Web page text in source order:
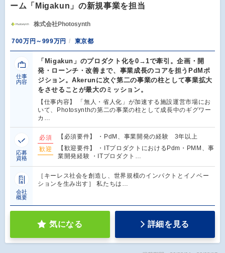
ーム「Migakun」の新規事業を担当
株式会社Photosynth
700万円～999万円 東京都
仕事
内容
「Migakun」のプロダクト化を0→1で牽引。企画・開
発・ローンチ・改善まで、事業成長のコアを担うPdMポ
ジション。Akerunに次ぐ第二の事業の柱として事業拡大
をさせることが最大のミッション。
【仕事内容】 「無人・省人化」が加速する施設運営市場にお
いて、Photosynthの第二の事業の柱として成長中のギグワー
カ…
応募
資格
必須
【必須要件】 ・PdM、事業開発の経験 3年以上
歓迎
【歓迎要件】 ・ITプロダクトにおけるPdm・PMM、事
業開発経験 ・ITプロダクト…
会社
概要
［キーレス社会を創造し、世界規模のインパクトとイノベー
ションを生み出す］ 私たちは…
気になる 詳細を見る